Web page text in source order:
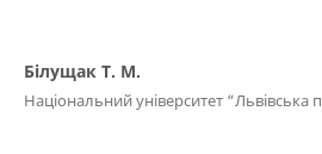
Білущак Т. М.
Національний університет “Львівська